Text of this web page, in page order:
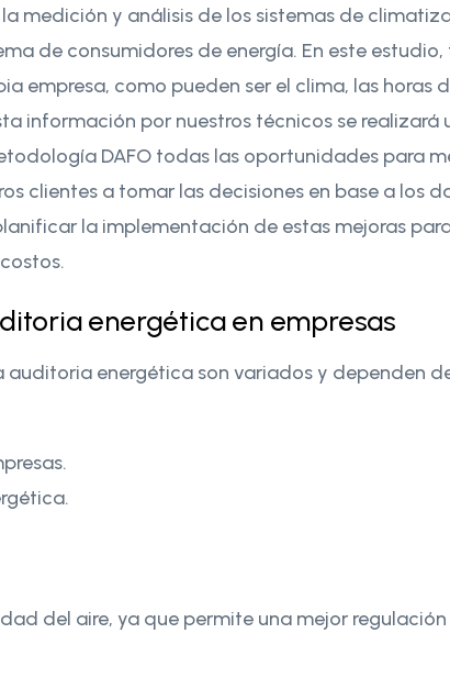
medición y análisis de los sistemas de
de consumidores de energía. En este
empresa, como pueden ser el clima, las horas
información por nuestros técnicos se realizará
DAFO todas las oportunidades para
clientes a tomar las decisiones en base a los
la implementación de estas mejoras
energética en empresas
auditoria energética son variados y dependen
del aire, ya que permite una mejor